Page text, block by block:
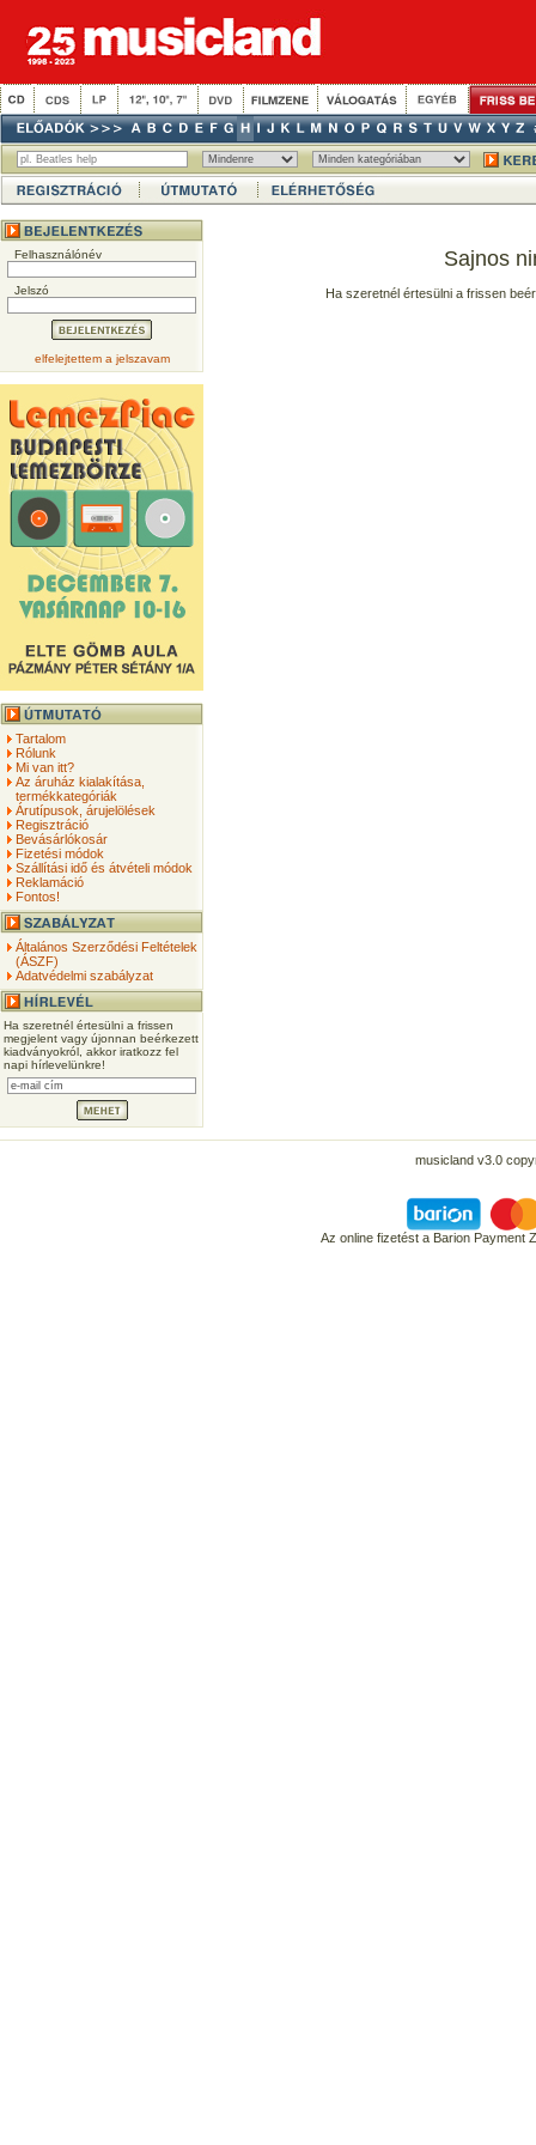
Felhasználónév
Jelszó
elfelejtettem a jelszavam
Tartalom
Rólunk
Mi van itt?
Az áruház kialakítása,
termékkategóriák
Árutípusok, árujelölések
Regisztráció
Bevásárlókosár
Fizetési módok
Szállítási idő és átvételi módok
Reklamáció
Fontos!
Általános Szerződési Feltételek
(ÁSZF)
Adatvédelmi szabályzat
Ha szeretnél értesülni a frissen
megjelent vagy újonnan beérkezett
kiadványokról, akkor iratkozz fel
napi hírlevelünkre!
Sajnos
Ha szeretnél értesülni a frissen
musicland v3.0
Az online fizetést a Barion Payment